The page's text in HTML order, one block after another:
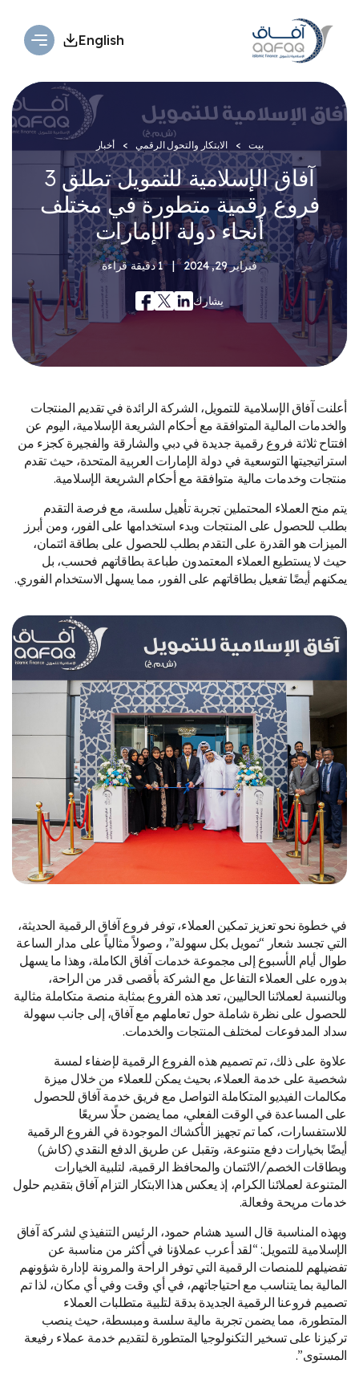
English
بيت الابتكار والتحول الرقمي أخبار
آفاق الإسلامية للتمويل تطلق 3
فروع رقمية متطورة في مختلف
أنحاء دولة الإمارات​
فبراير 29, 2024 | 1 دقيقة قراءة
يشارك
أعلنت آفاق الإسلامية للتمويل، الشركة الرائدة في تقديم المنتجات
والخدمات المالية المتوافقة مع أحكام الشريعة الإسلامية، اليوم عن
افتتاح ثلاثة فروع رقمية جديدة في دبي والشارقة والفجيرة كجزء من
استراتيجيتها التوسعية في دولة الإمارات العربية المتحدة، حيث تقدم
منتجات وخدمات مالية متوافقة مع أحكام الشريعة الإسلامية.
يتم منح العملاء المحتملين تجربة تأهيل سلسة، مع فرصة التقدم
بطلب للحصول على المنتجات وبدء استخدامها على الفور، ومن أبرز
الميزات هو القدرة على التقدم بطلب للحصول على بطاقة ائتمان،
حيث لا يستطيع العملاء المعتمدون طباعة بطاقاتهم فحسب، بل
يمكنهم أيضًا تفعيل بطاقاتهم على الفور، مما يسهل الاستخدام الفوري.
في خطوة نحو تعزيز تمكين العملاء، توفر فروع آفاق الرقمية الحديثة،
التي تجسد شعار “تمويل بكل سهولة”، وصولاً مثالياً على مدار الساعة
طوال أيام الأسبوع إلى مجموعة خدمات آفاق الكاملة، وهذا ما يسهل
بدوره على العملاء التفاعل مع الشركة بأقصى قدر من الراحة،
وبالنسبة لعملائنا الحاليين، تعد هذه الفروع بمثابة منصة متكاملة مثالية
للحصول على نظرة شاملة حول تعاملهم مع آفاق، إلى جانب سهولة
سداد المدفوعات لمختلف المنتجات والخدمات.
علاوة على ذلك، تم تصميم هذه الفروع الرقمية لإضفاء لمسة
شخصية على خدمة العملاء، بحيث يمكن للعملاء من خلال ميزة
مكالمات الفيديو المتكاملة التواصل مع فريق خدمة آفاق للحصول
على المساعدة في الوقت الفعلي، مما يضمن حلًا سريعًا
للاستفسارات، كما تم تجهيز الأكشاك الموجودة في الفروع الرقمية
أيضًا بخيارات دفع متنوعة، وتقبل عن طريق الدفع النقدي (كاش)
وبطاقات الخصم/الائتمان والمحافظ الرقمية، لتلبية الخيارات
المتنوعة لعملائنا الكرام، إذ يعكس هذا الابتكار التزام آفاق بتقديم حلول
خدمات مريحة وفعالة.
وبهذه المناسبة قال السيد هشام حمود، الرئيس التنفيذي لشركة آفاق
الإسلامية للتمويل: “لقد أعرب عملاؤنا في أكثر من مناسبة عن
تفضيلهم للمنصات الرقمية التي توفر الراحة والمرونة لإدارة شؤونهم
المالية بما يتناسب مع احتياجاتهم، في أي وقت وفي أي مكان، لذا تم
تصميم فروعنا الرقمية الجديدة بدقة لتلبية متطلبات العملاء
المتطورة، مما يضمن تجربة مالية سلسة ومبسطة، حيث ينصب
تركيزنا على تسخير التكنولوجيا المتطورة لتقديم خدمة عملاء رفيعة
المستوى”.